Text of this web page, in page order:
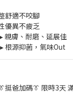
舒適不咬腳
優異不疲乏
親膚、耐磨、延展佳
根源抑菌，氣味Out
挺爸加碼👔 限時3天